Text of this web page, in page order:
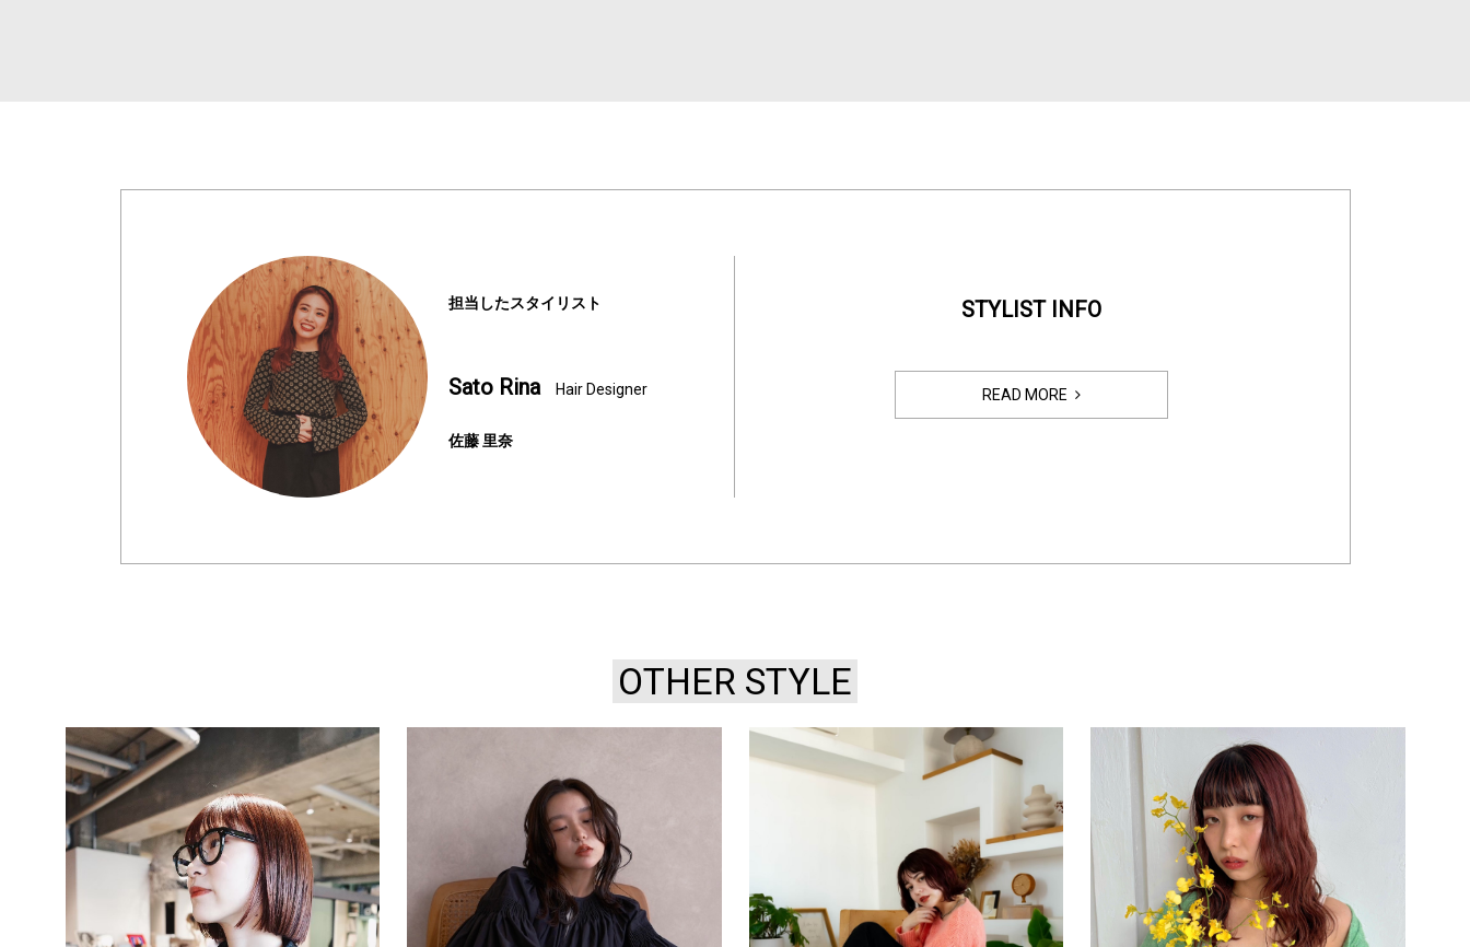
担当したスタイリスト
Sato Rina Hair Designer
佐藤 里奈
STYLIST INFO
READ MORE
OTHER STYLE